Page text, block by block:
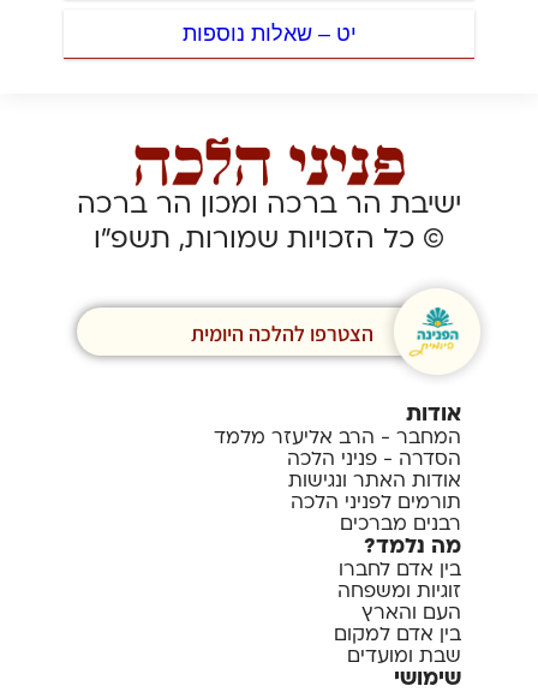
יט – שאלות נוספות
ישיבת הר ברכה ומכון הר ברכה
© כל הזכויות שמורות, תשפ”ו
הצטרפו להלכה היומית
אודות
המחבר - הרב אליעזר מלמד
הסדרה - פניני הלכה
אודות האתר ונגישות
תורמים לפניני הלכה
רבנים מברכים
מה נלמד?
בין אדם לחברו
זוגיות ומשפחה
העם והארץ
בין אדם למקום
שבת ומועדים
שימושי